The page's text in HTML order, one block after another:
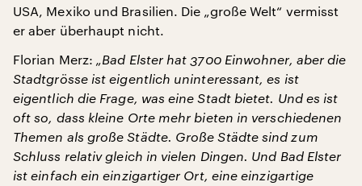
USA, Mexiko und Brasilien. Die „große Welt“ vermisst
er aber überhaupt nicht.
Florian Merz: „Bad Elster hat 3700 Einwohner, aber die
Stadtgrösse ist eigentlich uninteressant, es ist
eigentlich die Frage, was eine Stadt bietet. Und es ist
oft so, dass kleine Orte mehr bieten in verschiedenen
Themen als große Städte. Große Städte sind zum
Schluss relativ gleich in vielen Dingen. Und Bad Elster
ist einfach ein einzigartiger Ort, eine einzigartige